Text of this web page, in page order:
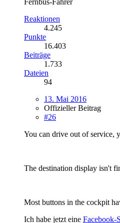
Reaktionen
4.245
Punkte
16.403
Beiträge
1.733
Dateien
94
13. Mai 2016
Offizieller Beitrag
#26
You can drive out of service,
The destination display isn't
Most buttons in the cockpit
Ich habe jetzt eine Facebook-